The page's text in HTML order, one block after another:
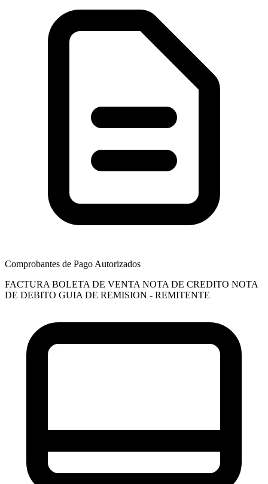
Comprobantes de Pago Autorizados
FACTURA BOLETA DE VENTA NOTA DE CREDITO NOTA
DE DEBITO GUIA DE REMISION - REMITENTE